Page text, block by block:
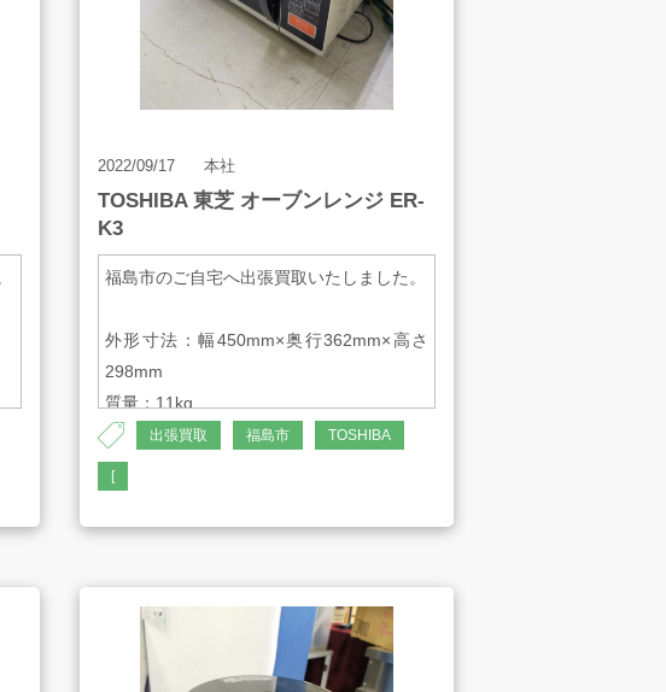
スタッフインタビュー
会社案内
アート工芸事業部/アメプ
リ！
2022/09/17 本社
TOSHIBA 東芝 オーブンレンジ ER-
K3
福島市のご自宅へ出張買取いたしました。
外形寸法：幅450mm×奥行362mm×高さ
298mm
質量：11kg
AH-1354
出張買取 福島市 TOSHIBA
[